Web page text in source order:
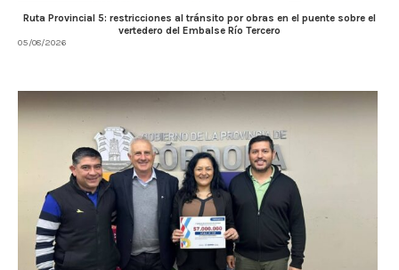
Ruta Provincial 5: restricciones al tránsito por obras en el puente sobre el
vertedero del Embalse Río Tercero
05/08/2026